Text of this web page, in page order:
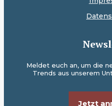
Meldet euch an, um die
Trends aus unserem
Jetzt